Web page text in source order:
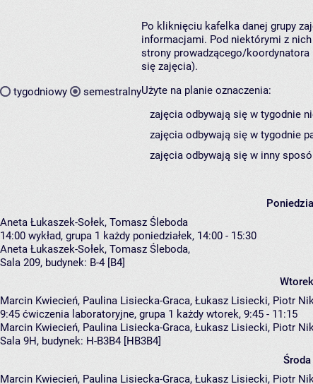
tygodniowy semestralny
Po kliknięciu kafelka danej grupy
informacjami. Pod niektórymi z
strony prowadzącego/
się zajęcia).
Użyte na planie oznaczenia:
zajęcia odbywają się w tygodnie
zajęcia odbywają się w tygodnie
zajęcia odbywają się w inny
Aneta Łukaszek-Sołek, Tomasz Śleboda
14:00 wykład, grupa 1 każdy poniedziałek, 14:00 - 15:30
Aneta Łukaszek-Sołek, Tomasz Śleboda,
Sala 209, budynek: B-4 [B4]
Wtorek
Marcin Kwiecień, Paulina Lisiecka-Graca, Łukasz Lisiecki, Piotr
9:45 ćwiczenia laboratoryjne, grupa 1 każdy wtorek, 9:45 - 11:15
Marcin Kwiecień, Paulina Lisiecka-Graca, Łukasz Lisiecki, Piotr
Sala 9H, budynek: H-B3B4 [HB3B4]
Środa
Marcin Kwiecień, Paulina Lisiecka-Graca, Łukasz Lisiecki, Piotr